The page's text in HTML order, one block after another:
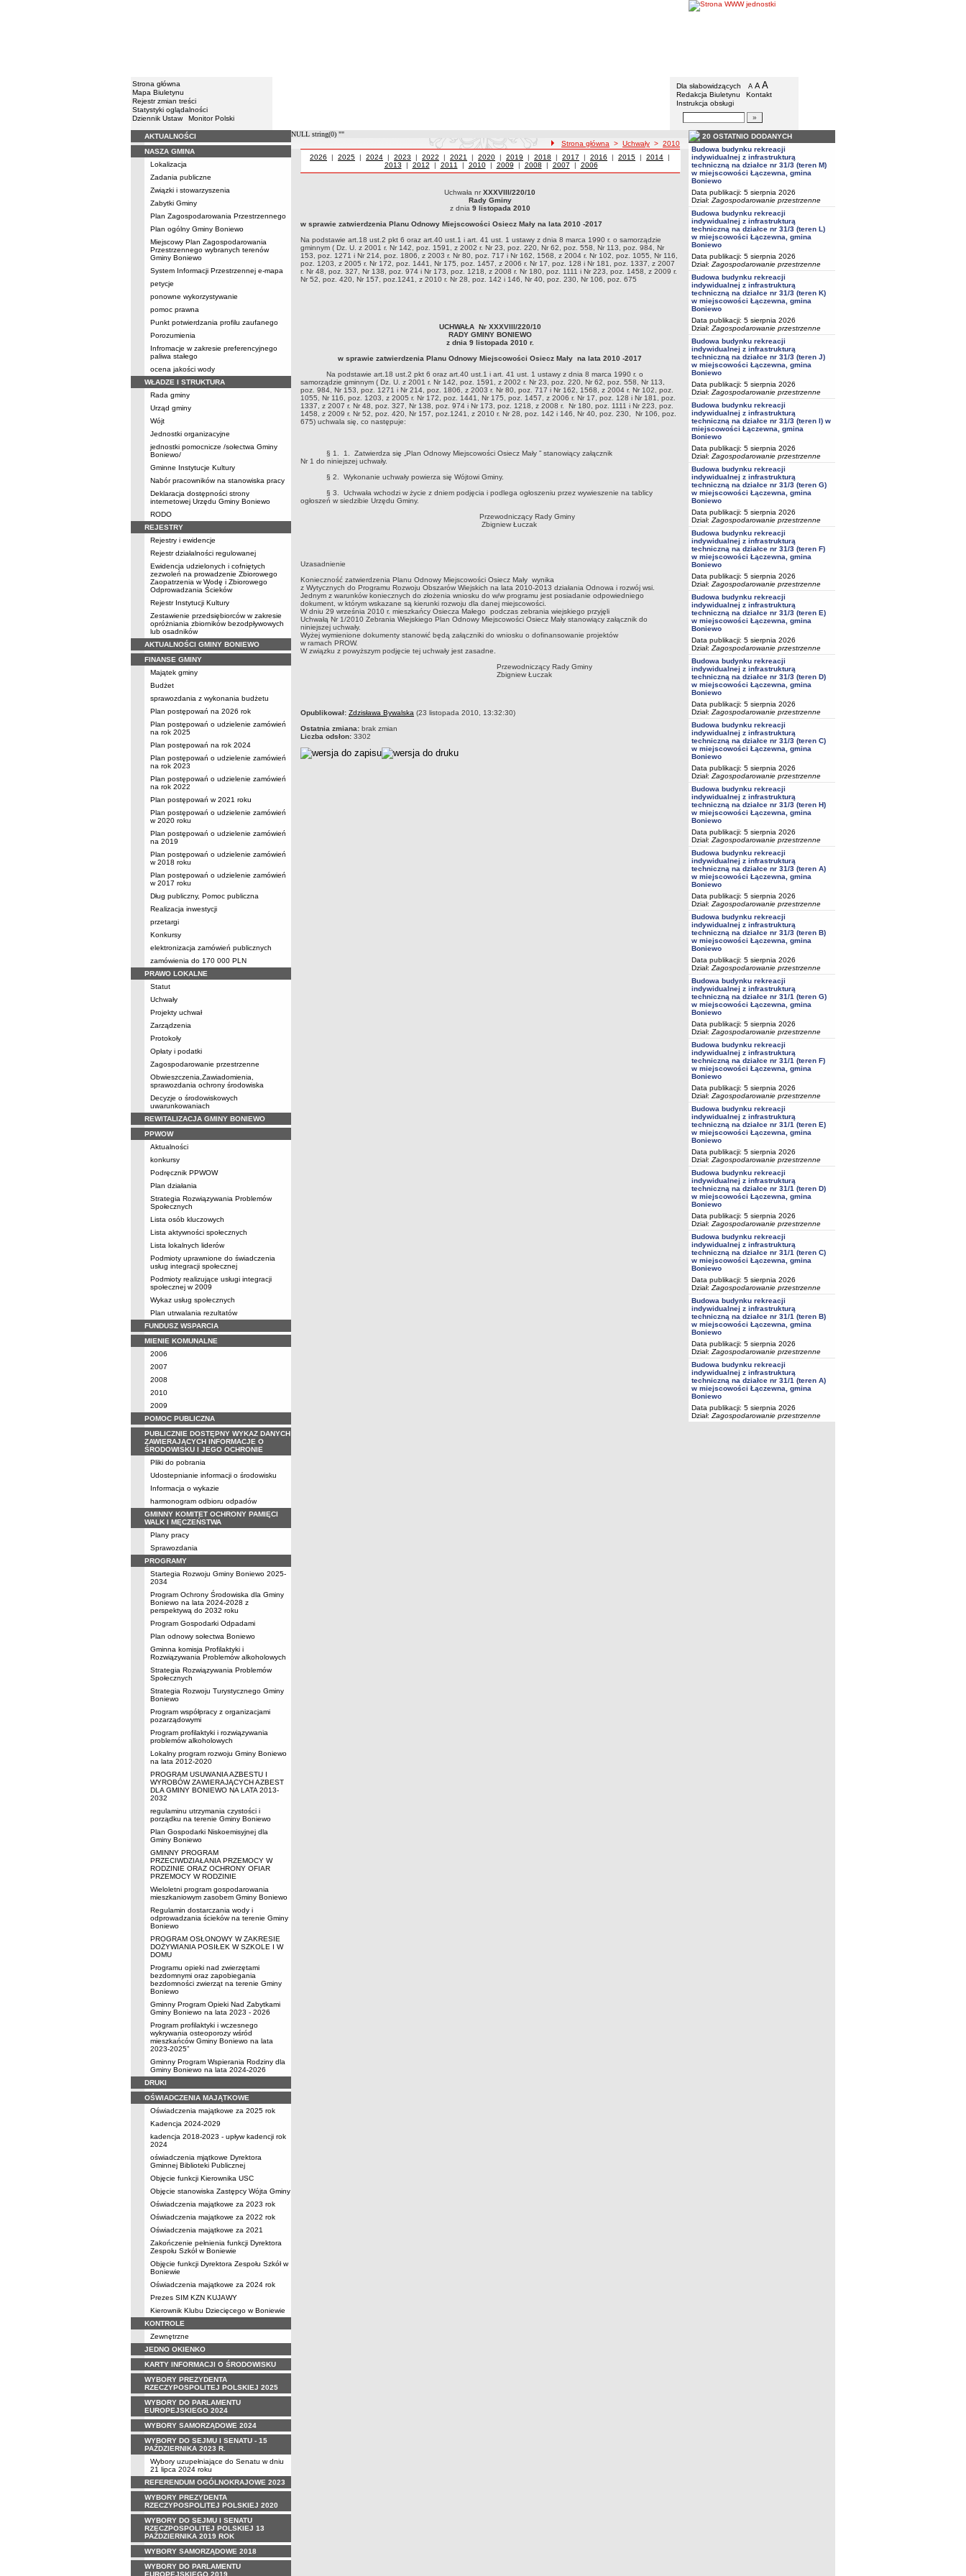
Strona główna
Mapa Biuletynu
Rejestr zmian treści
Statystyki oglądalności
Dziennik Ustaw
Monitor Polski
Urząd Gminy w Boniewie
Menu dodatkowe
Dla słabowidzących A pomniejsz czcionkę
A standardowy rozmiar czcionki
A
Redakcja Biuletynu
Kontakt
Instrukcja obsługi
Wyszukiwarka artykułów
Menu
AKTUALNOŚCI
NASZA GMINA
Lokalizacja
Zadania publiczne
Związki i stowarzyszenia
Zabytki Gminy
Plan Zagospodarowania Przestrzennego
Plan ogólny Gminy Boniewo
Miejscowy Plan Zagospodarowania
Przestrzennego wybranych terenów
Gminy Boniewo
System Informacji Przestrzennej e-mapa
petycje
ponowne wykorzystywanie
pomoc prawna
Punkt potwierdzania profilu zaufanego
Porozumienia
Infromacje w zakresie preferencyjnego
paliwa stałego
ocena jakości wody
WŁADZE I STRUKTURA
Rada gminy
Urząd gminy
Wójt
Jednostki organizacyjne
jednostki pomocnicze /sołectwa Gminy
Boniewo/
Gminne Instytucje Kultury
Nabór pracowników na stanowiska pracy
Deklaracja dostępności strony
internetowej Urzędu Gminy Boniewo
RODO
REJESTRY
Rejestry i ewidencje
Rejestr działalności regulowanej
Ewidencja udzielonych i cofniętych
zezwoleń na prowadzenie Zbiorowego
Zaopatrzenia w Wodę i Zbiorowego
Odprowadzania Ścieków
Rejestr Instytucji Kultury
Zestawienie przedsiębiorców w zakresie
opróżniania zbiorników bezodpływowych
lub osadników
AKTUALNOŚCI GMINY BONIEWO
FINANSE GMINY
Majątek gminy
Budżet
sprawozdania z wykonania budżetu
Plan postępowań na 2026 rok
Plan postępowań o udzielenie zamówień
na rok 2025
Plan postępowań na rok 2024
Plan postępowań o udzielenie zamówień
na rok 2023
Plan postępowań o udzielenie zamówień
na rok 2022
Plan postępowań w 2021 roku
Plan postępowań o udzielenie zamówień
w 2020 roku
Plan postępowań o udzielenie zamówień
na 2019
Plan postępowań o udzielenie zamówień
w 2018 roku
Plan postępowań o udzielenie zamówień
w 2017 roku
Dług publiczny, Pomoc publiczna
Realizacja inwestycji
przetargi
Konkursy
elektronizacja zamówień publicznych
zamówienia do 170 000 PLN
PRAWO LOKALNE
Statut
Uchwały
Projekty uchwał
Zarządzenia
Protokoły
Opłaty i podatki
Zagospodarowanie przestrzenne
Obwieszczenia,Zawiadomienia,
sprawozdania ochrony środowiska
Decyzje o środowiskowych
uwarunkowaniach
REWITALIZACJA GMINY BONIEWO
PPWOW
Aktualności
konkursy
Podręcznik PPWOW
Plan działania
Strategia Rozwiązywania Problemów
Społecznych
Lista osób kluczowych
Lista aktywności społecznych
Lista lokalnych liderów
Podmioty uprawnione do świadczenia
usług integracji społecznej
Podmioty realizujące usługi integracji
społecznej w 2009
Wykaz usług społecznych
Plan utrwalania rezultatów
FUNDUSZ WSPARCIA
MIENIE KOMUNALNE
2006
2007
2008
2010
2009
POMOC PUBLICZNA
PUBLICZNIE DOSTĘPNY WYKAZ DANYCH
ZAWIERAJĄCYCH INFORMACJE O
ŚRODOWISKU I JEGO OCHRONIE
Pliki do pobrania
Udostepnianie informacji o środowisku
Informacja o wykazie
harmonogram odbioru odpadów
GMINNY KOMITET OCHRONY PAMIĘCI
WALK I MĘCZEŃSTWA
Plany pracy
Sprawozdania
PROGRAMY
Startegia Rozwoju Gminy Boniewo 2025-
2034
Program Ochrony Środowiska dla Gminy
Boniewo na lata 2024-2028 z
perspektywą do 2032 roku
Program Gospodarki Odpadami
Plan odnowy sołectwa Boniewo
Gminna komisja Profilaktyki i
Rozwiązywania Problemów alkoholowych
Strategia Rozwiązywania Problemów
Społecznych
Strategia Rozwoju Turystycznego Gminy
Boniewo
Program współpracy z organizacjami
pozarządowymi
Program profilaktyki i rozwiązywania
problemów alkoholowych
Lokalny program rozwoju Gminy Boniewo
na lata 2012-2020
PROGRAM USUWANIA AZBESTU I
WYROBÓW ZAWIERAJĄCYCH AZBEST
DLA GMINY BONIEWO NA LATA 2013-
2032
regulaminu utrzymania czystości i
porządku na terenie Gminy Boniewo
Plan Gospodarki Niskoemisyjnej dla
Gminy Boniewo
GMINNY PROGRAM
PRZECIWDZIAŁANIA PRZEMOCY W
RODZINIE ORAZ OCHRONY OFIAR
PRZEMOCY W RODZINIE
Wieloletni program gospodarowania
mieszkaniowym zasobem Gminy Boniewo
Regulamin dostarczania wody i
odprowadzania ścieków na terenie Gminy
Boniewo
PROGRAM OSŁONOWY W ZAKRESIE
DOŻYWIANIA POSIŁEK W SZKOLE I W
DOMU
Programu opieki nad zwierzętami
bezdomnymi oraz zapobiegania
bezdomności zwierząt na terenie Gminy
Boniewo
Gminny Program Opieki Nad Zabytkami
Gminy Boniewo na lata 2023 - 2026
Program profilaktyki i wczesnego
wykrywania osteoporozy wśród
mieszkańców Gminy Boniewo na lata
2023-2025”
Gminny Program Wspierania Rodziny dla
Gminy Boniewo na lata 2024-2026
DRUKI
OŚWIADCZENIA MAJĄTKOWE
Oświadczenia majątkowe za 2025 rok
Kadencja 2024-2029
kadencja 2018-2023 - upływ kadencji rok
2024
oświadczenia mjątkowe Dyrektora
Gminnej Biblioteki Publicznej
Objęcie funkcji Kierownika USC
Objęcie stanowiska Zastępcy Wójta Gminy
Oświadczenia majątkowe za 2023 rok
Oświadczenia majątkowe za 2022 rok
Oświadczenia majątkowe za 2021
Zakończenie pełnienia funkcji Dyrektora
Zespołu Szkół w Boniewie
Objęcie funkcji Dyrektora Zespołu Szkół w
Boniewie
Oświadczenia majątkowe za 2024 rok
Prezes SIM KZN KUJAWY
Kierownik Klubu Dziecięcego w Boniewie
KONTROLE
Zewnętrzne
JEDNO OKIENKO
KARTY INFORMACJI O ŚRODOWISKU
WYBORY PREZYDENTA
RZECZYPOSPOLITEJ POLSKIEJ 2025
WYBORY DO PARLAMENTU
EUROPEJSKIEGO 2024
WYBORY SAMORZĄDOWE 2024
WYBORY DO SEJMU I SENATU - 15
PAŹDZIERNIKA 2023 R.
Wybory uzupełniające do Senatu w dniu
21 lipca 2024 roku
REFERENDUM OGÓLNOKRAJOWE 2023
WYBORY PREZYDENTA
RZECZYPOSPOLITEJ POLSKIEJ 2020
WYBORY DO SEJMU I SENATU
RZECZPOSPOLITEJ POLSKIEJ 13
PAŹDZIERNIKA 2019 ROK
WYBORY SAMORZĄDOWE 2018
WYBORY DO PARLAMENTU
EUROPEJSKIEGO 2019
NULL string(0) ""
ścieżka nawigacji
Strona główna > Uchwały > 2010
Uchwały z roku
2026 | Uchwały z roku
2025 | Uchwały z roku
2024 | Uchwały z roku
2023 | Uchwały z roku
2022 | Uchwały z roku
2021 | Uchwały z roku
2020 | Uchwały z roku
2019 | Uchwały z roku
2018 | Uchwały z roku
2017 | Uchwały z roku
2016 | Uchwały z roku
2015 | Uchwały z roku
2014 |
Uchwały z roku
2013 | Uchwały z roku
2012 | Uchwały z roku
2011 | Uchwały z roku
2010| Uchwały z roku
2009 | Uchwały z roku
2008 | Uchwały z roku
2007 | Uchwały z roku
2006
Uchwała nr XXXVIII/220/10Rady Gminyz dnia 9 listopada 2010w sprawie zatwierdzenia Planu Odnowy Miejscowości Osiecz Mały na lata 2010 -2017 Na podstawie art.18 ust.2 pkt
6 oraz art.40 ust.1 i art. 41 ust. 1 ustawy z dnia 8 marca 1990 r. o samorządzie gminnym ( Dz. U. z 2001 r. Nr 142, poz. 1591, z 2002 r. Nr 23, poz. 220, Nr 62, poz. 558, Nr 113, poz.
984, Nr 153, poz. 1271 i Nr 214, poz. 1806, z 2003 r. Nr 80, poz. 717 i Nr 162, 1568, z 2004 r. Nr 102, poz. 1055, Nr 116, poz. 1203, z 2005 r. Nr 172, poz. 1441, Nr 175, poz. 1457, z 2006
r. Nr 17, poz. 128 i Nr 181, poz. 1337, z 2007 r. Nr 48, poz. 327, Nr 138, poz. 974 i Nr 173, poz. 1218, z 2008 r. Nr 180, poz. 1111 i Nr 223, poz. 1458, z 2009 r. Nr 52, poz. 420, Nr 157,
Uchwała nrXXXVIII/220/10
Rady Gminy
z dnia 9 listopada 2010
w sprawie zatwierdzenia Planu Odnowy Miejscowości Osiecz Mały na lata 2010 -2017
Na podstawie art.18 ust.2 pkt 6 oraz art.40 ust.1 i art. 41 ust. 1 ustawy z dnia 8 marca 1990 r. o samorządzie
gminnym ( Dz. U. z 2001 r. Nr 142, poz. 1591, z 2002 r. Nr 23, poz. 220, Nr 62, poz. 558, Nr 113, poz. 984, Nr
153, poz. 1271 i Nr 214, poz. 1806, z 2003 r. Nr 80, poz. 717 i Nr 162, 1568, z 2004 r. Nr 102, poz. 1055, Nr 116,
poz. 1203, z 2005 r. Nr 172, poz. 1441, Nr 175, poz. 1457, z 2006 r. Nr 17, poz. 128 i Nr 181, poz. 1337, z 2007
r. Nr 48, poz. 327, Nr 138, poz. 974 i Nr 173, poz. 1218, z 2008 r. Nr 180, poz. 1111 i Nr 223, poz. 1458, z 2009 r.
Nr 52, poz. 420, Nr 157, poz.1241, z 2010 r. Nr 28, poz. 142 i 146, Nr 40, poz. 230, Nr 106, poz. 675
UCHWAŁA Nr XXXVIII/220/10
RADY GMINY BONIEWO
z dnia 9 listopada 2010 r.
w sprawie zatwierdzenia Planu Odnowy Miejscowości Osiecz Mały na lata 2010 -2017
Na podstawie art.18 ust.2 pkt 6 oraz art.40 ust.1 i art. 41 ust. 1 ustawy z dnia 8 marca 1990 r. o
samorządzie gminnym ( Dz. U. z 2001 r. Nr 142, poz. 1591, z 2002 r. Nr 23, poz. 220, Nr 62, poz. 558, Nr 113,
poz. 984, Nr 153, poz. 1271 i Nr 214, poz. 1806, z 2003 r. Nr 80, poz. 717 i Nr 162, 1568, z 2004 r. Nr 102, poz.
1055, Nr 116, poz. 1203, z 2005 r. Nr 172, poz. 1441, Nr 175, poz. 1457, z 2006 r. Nr 17, poz. 128 i Nr 181, poz.
1337, z 2007 r. Nr 48, poz. 327, Nr 138, poz. 974 i Nr 173, poz. 1218, z 2008 r. Nr 180, poz. 1111 i Nr 223, poz.
1458, z 2009 r. Nr 52, poz. 420, Nr 157, poz.1241, z 2010 r. Nr 28, poz. 142 i 146, Nr 40, poz. 230, Nr 106, poz.
675) uchwala się, co następuje:
§ 1. 1. Zatwierdza się „Plan Odnowy Miejscowości Osiecz Mały ” stanowiący załącznik
Nr 1 do niniejszej uchwały.
§ 2. Wykonanie uchwały powierza się Wójtowi Gminy.
§ 3. Uchwała wchodzi w życie z dniem podjęcia i podlega ogłoszeniu przez wywieszenie na tablicy
ogłoszeń w siedzibie Urzędu Gminy.
Przewodniczący Rady Gminy
Zbigniew Łuczak
Uzasadnienie
Konieczność zatwierdzenia Planu Odnowy Miejscowości Osiecz Mały wynika
z Wytycznych do Programu Rozwoju Obszarów Wiejskich na lata 2010-2013 działania Odnowa i rozwój wsi.
Jednym z warunków koniecznych do złożenia wniosku do w/w programu jest posiadanie odpowiedniego
dokument, w którym wskazane są kierunki rozwoju dla danej miejscowości.
W dniu 29 września 2010 r. mieszkańcy Osiecza Małego podczas zebrania wiejskiego przyjęli
Uchwałą Nr 1/2010 Zebrania Wiejskiego Plan Odnowy Miejscowości Osiecz Mały stanowiący załącznik do
niniejszej uchwały.
Wyżej wymienione dokumenty stanowić będą załączniki do wniosku o dofinansowanie projektów
w ramach PROW.
W związku z powyższym podjęcie tej uchwały jest zasadne.
Przewodniczący Rady Gminy
Zbigniew Łuczak
metryczka
Opublikował: Zdzisława Bywalska (23 listopada 2010, 13:32:30)
Ostatnia zmiana: brak zmian
Liczba odsłon: 3302
20 OSTATNIO DODANYCH
Budowa budynku rekreacji
indywidualnej z infrastrukturą
techniczną na działce nr 31/3 (teren M)
w miejscowości Łączewna, gmina
Boniewo
Data publikacji: 5 sierpnia 2026
Dział: Zagospodarowanie przestrzenne
Budowa budynku rekreacji
indywidualnej z infrastrukturą
techniczną na działce nr 31/3 (teren L)
w miejscowości Łączewna, gmina
Boniewo
Data publikacji: 5 sierpnia 2026
Dział: Zagospodarowanie przestrzenne
Budowa budynku rekreacji
indywidualnej z infrastrukturą
techniczną na działce nr 31/3 (teren K)
w miejscowości Łączewna, gmina
Boniewo
Data publikacji: 5 sierpnia 2026
Dział: Zagospodarowanie przestrzenne
Budowa budynku rekreacji
indywidualnej z infrastrukturą
techniczną na działce nr 31/3 (teren J)
w miejscowości Łączewna, gmina
Boniewo
Data publikacji: 5 sierpnia 2026
Dział: Zagospodarowanie przestrzenne
Budowa budynku rekreacji
indywidualnej z infrastrukturą
techniczną na działce nr 31/3 (teren I) w
miejscowości Łączewna, gmina
Boniewo
Data publikacji: 5 sierpnia 2026
Dział: Zagospodarowanie przestrzenne
Budowa budynku rekreacji
indywidualnej z infrastrukturą
techniczną na działce nr 31/3 (teren G)
w miejscowości Łączewna, gmina
Boniewo
Data publikacji: 5 sierpnia 2026
Dział: Zagospodarowanie przestrzenne
Budowa budynku rekreacji
indywidualnej z infrastrukturą
techniczną na działce nr 31/3 (teren F)
w miejscowości Łączewna, gmina
Boniewo
Data publikacji: 5 sierpnia 2026
Dział: Zagospodarowanie przestrzenne
Budowa budynku rekreacji
indywidualnej z infrastrukturą
techniczną na działce nr 31/3 (teren E)
w miejscowości Łączewna, gmina
Boniewo
Data publikacji: 5 sierpnia 2026
Dział: Zagospodarowanie przestrzenne
Budowa budynku rekreacji
indywidualnej z infrastrukturą
techniczną na działce nr 31/3 (teren D)
w miejscowości Łączewna, gmina
Boniewo
Data publikacji: 5 sierpnia 2026
Dział: Zagospodarowanie przestrzenne
Budowa budynku rekreacji
indywidualnej z infrastrukturą
techniczną na działce nr 31/3 (teren C)
w miejscowości Łączewna, gmina
Boniewo
Data publikacji: 5 sierpnia 2026
Dział: Zagospodarowanie przestrzenne
Budowa budynku rekreacji
indywidualnej z infrastrukturą
techniczną na działce nr 31/3 (teren H)
w miejscowości Łączewna, gmina
Boniewo
Data publikacji: 5 sierpnia 2026
Dział: Zagospodarowanie przestrzenne
Budowa budynku rekreacji
indywidualnej z infrastrukturą
techniczną na działce nr 31/3 (teren A)
w miejscowości Łączewna, gmina
Boniewo
Data publikacji: 5 sierpnia 2026
Dział: Zagospodarowanie przestrzenne
Budowa budynku rekreacji
indywidualnej z infrastrukturą
techniczną na działce nr 31/3 (teren B)
w miejscowości Łączewna, gmina
Boniewo
Data publikacji: 5 sierpnia 2026
Dział: Zagospodarowanie przestrzenne
Budowa budynku rekreacji
indywidualnej z infrastrukturą
techniczną na działce nr 31/1 (teren G)
w miejscowości Łączewna, gmina
Boniewo
Data publikacji: 5 sierpnia 2026
Dział: Zagospodarowanie przestrzenne
Budowa budynku rekreacji
indywidualnej z infrastrukturą
techniczną na działce nr 31/1 (teren F)
w miejscowości Łączewna, gmina
Boniewo
Data publikacji: 5 sierpnia 2026
Dział: Zagospodarowanie przestrzenne
Budowa budynku rekreacji
indywidualnej z infrastrukturą
techniczną na działce nr 31/1 (teren E)
w miejscowości Łączewna, gmina
Boniewo
Data publikacji: 5 sierpnia 2026
Dział: Zagospodarowanie przestrzenne
Budowa budynku rekreacji
indywidualnej z infrastrukturą
techniczną na działce nr 31/1 (teren D)
w miejscowości Łączewna, gmina
Boniewo
Data publikacji: 5 sierpnia 2026
Dział: Zagospodarowanie przestrzenne
Budowa budynku rekreacji
indywidualnej z infrastrukturą
techniczną na działce nr 31/1 (teren C)
w miejscowości Łączewna, gmina
Boniewo
Data publikacji: 5 sierpnia 2026
Dział: Zagospodarowanie przestrzenne
Budowa budynku rekreacji
indywidualnej z infrastrukturą
techniczną na działce nr 31/1 (teren B)
w miejscowości Łączewna, gmina
Boniewo
Data publikacji: 5 sierpnia 2026
Dział: Zagospodarowanie przestrzenne
Budowa budynku rekreacji
indywidualnej z infrastrukturą
techniczną na działce nr 31/1 (teren A)
w miejscowości Łączewna, gmina
Boniewo
Data publikacji: 5 sierpnia 2026
Dział: Zagospodarowanie przestrzenne